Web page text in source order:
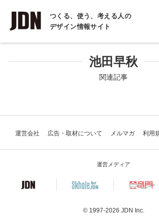
つくる、使う、考える人の
デザイン情報サイト
INTERVIEW
インタビュー
池田早秋
関連記事
運営会社 広告・取材について メルマガ 利用
運営メディア
© 1997-2026 JDN Inc.